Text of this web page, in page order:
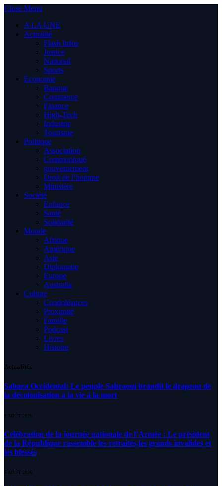
Close Menu
A LA UNE
Actualité
Flash Infos
Justice
National
Sports
Economie
Banque
Commerce
Finance
High-Tech
Industrie
Tourisme
Politique
Association
Communiqué
gouvernement
Droit de l’homme
Ministère
Société
Enfance
Santé
Solidarité
Monde
Afrique
Amérique
Asie
Diplomatie
Europe
Australia
Culture
Condoléances
Proximité
Famille
Podcast
Livres
Histoire
Actualités
Sahara Occidental: Le peuple Sahraoui brandit le drapeau de
la décolonisation à la vie à la mort
8 AOÛT 2026
Célébration de la journée nationale de l’Armée : Le président
de la République rassemble les retraités,les grands invalides et
les blessés
5 AOÛT 2026